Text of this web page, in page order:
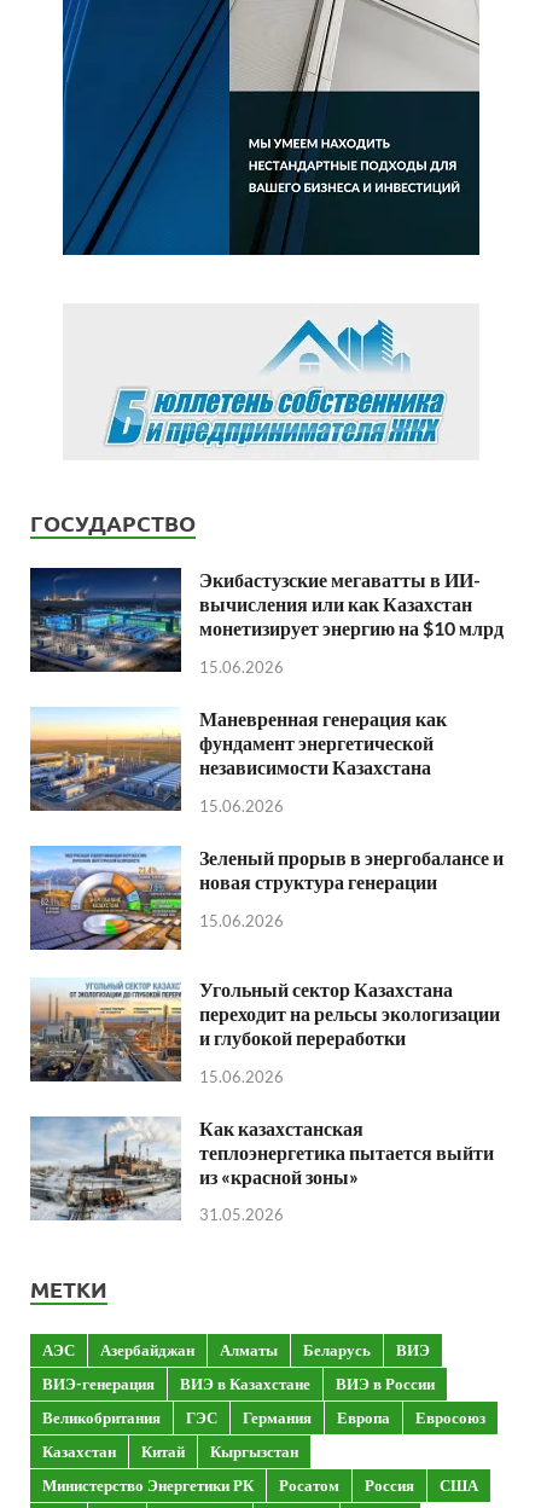
ГОСУДАРСТВО
Экибастузские мегаватты в ИИ-
вычисления или как Казахстан
монетизирует энергию на $10 млрд
15.06.2026
Маневренная генерация как
фундамент энергетической
независимости Казахстана
15.06.2026
Зеленый прорыв в энергобалансе и
новая структура генерации
15.06.2026
Угольный сектор Казахстана
переходит на рельсы экологизации
и глубокой переработки
15.06.2026
Как казахстанская
теплоэнергетика пытается выйти
из «красной зоны»
31.05.2026
МЕТКИ
АЭС Азербайджан Алматы Беларусь
ВИЭ
ВИЭ-генерация
ВИЭ в Казахстане
ВИЭ в России
Великобритания
ГЭС Германия Европа
Евросоюз
Казахстан
Китай
Кыргызстан
Министерство Энергетики РК
Росатом Россия
США